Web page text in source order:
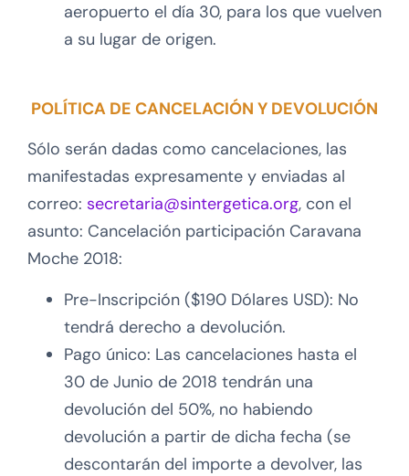
aeropuerto el día 30, para los que vuelven
a su lugar de origen.
POLÍTICA DE CANCELACIÓN Y DEVOLUCIÓN
Sólo serán dadas como cancelaciones, las
manifestadas expresamente y enviadas al
correo: secretaria@sintergetica.org, con el
asunto: Cancelación participación Caravana
Moche 2018:
Pre-Inscripción ($190 Dólares USD): No
tendrá derecho a devolución.
Pago único: Las cancelaciones hasta el
30 de Junio de 2018 tendrán una
devolución del 50%, no habiendo
devolución a partir de dicha fecha (se
descontarán del importe a devolver, las